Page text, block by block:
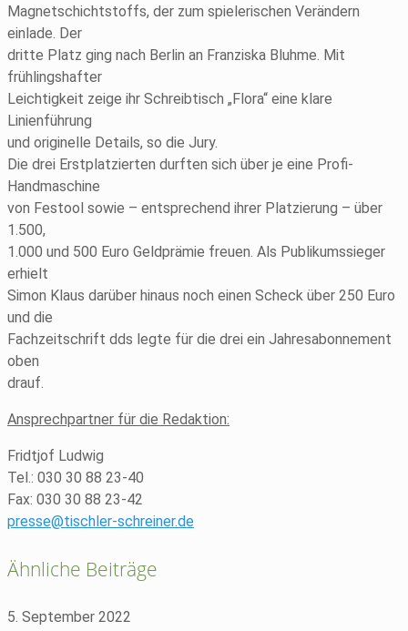
Magnetschichtstoffs, der zum spielerischen Verändern
einlade. Der
dritte Platz ging nach Berlin an Franziska Bluhme. Mit
frühlingshafter
Leichtigkeit zeige ihr Schreibtisch „Flora“ eine klare
Linienführung
und originelle Details, so die Jury.
Die drei Erstplatzierten durften sich über je eine Profi-
Handmaschine
von Festool sowie – entsprechend ihrer Platzierung – über
1.500,
1.000 und 500 Euro Geldprämie freuen. Als Publikumssieger
erhielt
Simon Klaus darüber hinaus noch einen Scheck über 250 Euro
und die
Fachzeitschrift dds legte für die drei ein Jahresabonnement
oben
drauf.
Ansprechpartner für die Redaktion:
Fridtjof Ludwig
Tel.: 030 30 88 23-40
Fax: 030 30 88 23-42
presse@tischler-schreiner.de
Ähnliche Beiträge
5. September 2022